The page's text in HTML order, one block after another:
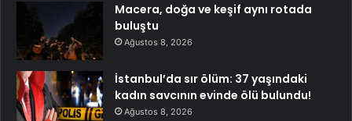
Macera, doğa ve keşif aynı rotada
buluştu
Ağustos 8, 2026
İstanbul’da sır ölüm: 37 yaşındaki
kadın savcının evinde ölü bulundu!
Ağustos 8, 2026